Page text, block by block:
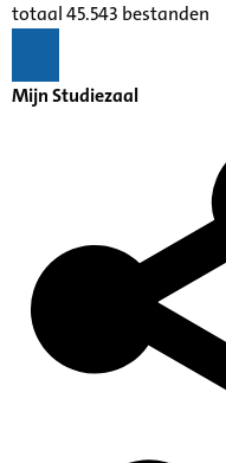
totaal 45.543 bestanden
Mijn Studiezaal